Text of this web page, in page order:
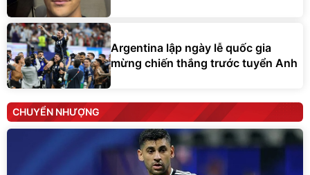
Argentina lập ngày lễ quốc gia
mừng chiến thắng trước tuyển Anh
CHUYỂN NHƯỢNG